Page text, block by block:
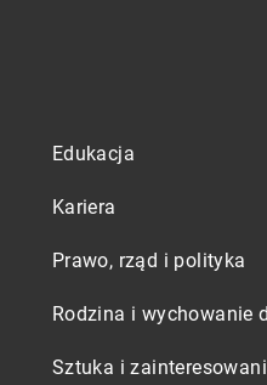
Edukacja
Kariera
Prawo, rząd i polityka
Rodzina i wychowanie
Sztuka i